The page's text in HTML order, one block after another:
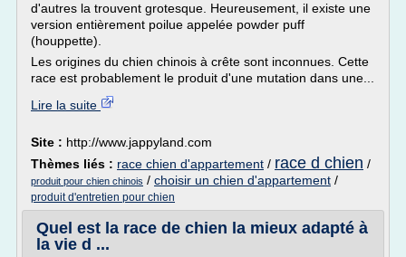
d'autres la trouvent grotesque. Heureusement, il existe une
version entièrement poilue appelée powder puff
(houppette).
Les origines du chien chinois à crête sont inconnues. Cette
race est probablement le produit d'une mutation dans une...
Lire la suite
Site : http://www.jappyland.com
Thèmes liés : race chien d'appartement / race d chien /
produit pour chien chinois / choisir un chien d'appartement /
produit d'entretien pour chien
Quel est la race de chien la mieux adapté à
la vie d ...